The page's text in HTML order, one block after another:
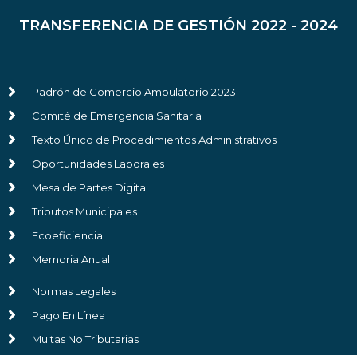
TRANSFERENCIA DE GESTIÓN 2022 - 2024
Padrón de Comercio Ambulatorio 2023
Comité de Emergencia Sanitaria
Texto Único de Procedimientos Administrativos
Oportunidades Laborales
Mesa de Partes Digital
Tributos Municipales
Ecoeficiencia
Memoria Anual
Normas Legales
Pago En Línea
Multas No Tributarias